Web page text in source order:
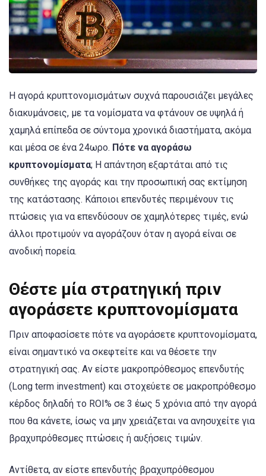
Η αγορά κρυπτονομισμάτων συχνά παρουσιάζει μεγάλες
διακυμάνσεις, με τα νομίσματα να φτάνουν σε υψηλά ή
χαμηλά επίπεδα σε σύντομα χρονικά διαστήματα, ακόμα
και μέσα σε ένα 24ωρο. Πότε να αγοράσω
κρυπτονομίσματα; Η απάντηση εξαρτάται από τις
συνθήκες της αγοράς και την προσωπική σας εκτίμηση
της κατάστασης. Κάποιοι επενδυτές περιμένουν τις
πτώσεις για να επενδύσουν σε χαμηλότερες τιμές, ενώ
άλλοι προτιμούν να αγοράζουν όταν η αγορά είναι σε
ανοδική πορεία.
Θέστε μία στρατηγική πριν
αγοράσετε κρυπτονομίσματα
Πριν αποφασίσετε πότε να αγοράσετε κρυπτονομίσματα,
είναι σημαντικό να σκεφτείτε και να θέσετε την
στρατηγική σας. Αν είστε μακροπρόθεσμος επενδυτής
(Long term investment) και στοχεύετε σε μακροπρόθεσμο
κέρδος δηλαδή το ROI% σε 3 έως 5 χρόνια από την αγορά
που θα κάνετε, ίσως να μην χρειάζεται να ανησυχείτε για
βραχυπρόθεσμες πτώσεις ή αυξήσεις τιμών.
Αντίθετα, αν είστε επενδυτής βραχυπρόθεσμου